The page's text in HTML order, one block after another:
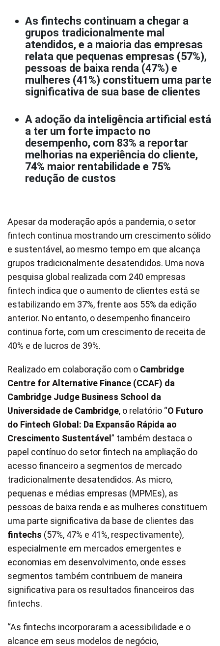
As fintechs continuam a chegar a
grupos tradicionalmente mal
atendidos, e a maioria das empresas
relata que pequenas empresas (57%),
pessoas de baixa renda (47%) e
mulheres (41%) constituem uma parte
significativa de sua base de clientes
A adoção da inteligência artificial está
a ter um forte impacto no
desempenho, com 83% a reportar
melhorias na experiência do cliente,
74% maior rentabilidade e 75%
redução de custos
Apesar da moderação após a pandemia, o setor
fintech continua mostrando um crescimento sólido
e sustentável, ao mesmo tempo em que alcança
grupos tradicionalmente desatendidos. Uma nova
pesquisa global realizada com 240 empresas
fintech indica que o aumento de clientes está se
estabilizando em 37%, frente aos 55% da edição
anterior. No entanto, o desempenho financeiro
continua forte, com um crescimento de receita de
40% e de lucros de 39%.
Realizado em colaboração com o Cambridge
Centre for Alternative Finance (CCAF) da
Cambridge Judge Business School da
Universidade de Cambridge, o relatório “O Futuro
do Fintech Global: Da Expansão Rápida ao
Crescimento Sustentável” também destaca o
papel contínuo do setor fintech na ampliação do
acesso financeiro a segmentos de mercado
tradicionalmente desatendidos. As micro,
pequenas e médias empresas (MPMEs), as
pessoas de baixa renda e as mulheres constituem
uma parte significativa da base de clientes das
fintechs (57%, 47% e 41%, respectivamente),
especialmente em mercados emergentes e
economias em desenvolvimento, onde esses
segmentos também contribuem de maneira
significativa para os resultados financeiros das
fintechs.
“As fintechs incorporaram a acessibilidade e o
alcance em seus modelos de negócio,